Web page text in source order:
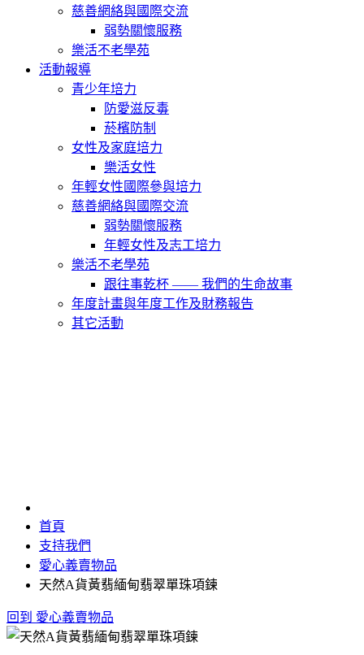
慈善網絡與國際交流
弱勢關懷服務
樂活不老學苑
活動報導
青少年培力
防愛滋反毒
菸檳防制
女性及家庭培力
樂活女性
年輕女性國際參與培力
慈善網絡與國際交流
弱勢關懷服務
年輕女性及志工培力
樂活不老學苑
跟往事乾杯 —— 我們的生命故事
年度計畫與年度工作及財務報告
其它活動
首頁
支持我們
愛心義賣物品
天然A貨黃翡緬甸翡翠單珠項鍊
回到 愛心義賣物品